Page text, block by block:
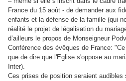
France du 15 août - de demander aux
enfants et la défense de la famille (qui
réalité le projet de légalisation du
d’ailleurs le propos de Monseigneur
Conférence des évêques de France:
que de dire que l'Eglise s'oppose au
Inter).
Ces prises de position seraient